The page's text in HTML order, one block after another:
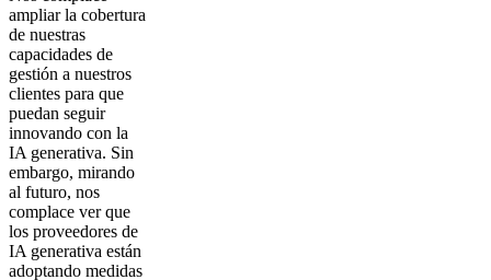
ampliar la cobertura
de nuestras
capacidades de
gestión a nuestros
clientes para que
puedan seguir
innovando con la
IA generativa. Sin
embargo, mirando
al futuro, nos
complace ver que
los proveedores de
IA generativa están
adoptando medidas